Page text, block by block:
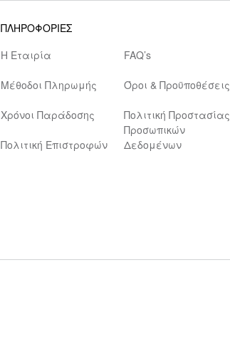
ΠΛΗΡΟΦΟΡΙΕΣ
Η Εταιρία
FAQ’s
Μέθοδοι Πληρωμής Όροι & Προϋποθέσεις
Χρόνοι Παράδοσης
Πολιτική Προστασίας
Προσωπικών
Δεδομένων
Πολιτική Επιστροφών